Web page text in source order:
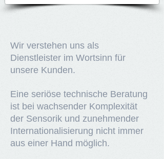
Wir verstehen uns als
Dienstleister im Wortsinn für
unsere Kunden.
Eine seriöse technische Beratung
ist bei wachsender Komplexität
der Sensorik und zunehmender
Internationalisierung nicht immer
aus einer Hand möglich.